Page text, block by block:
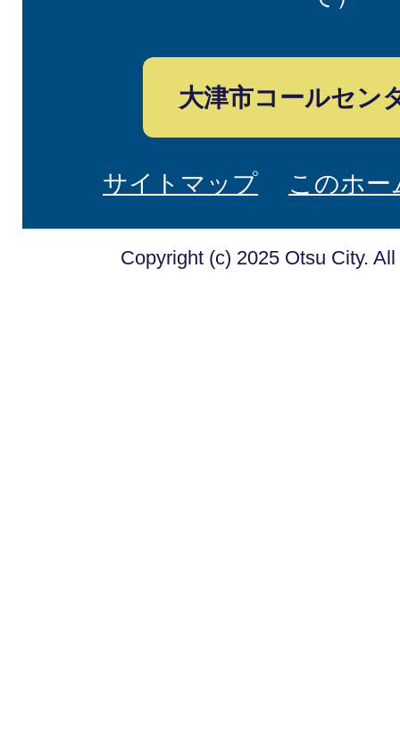
大津市コールセン
サイトマップ このホ
Copyright (c) 2025 Otsu City.